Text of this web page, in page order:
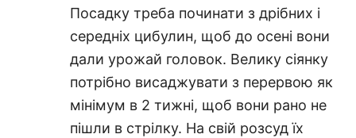
Посадку треба починати з дрібних і
середніх цибулин, щоб до осені вони
дали урожай головок. Велику сіянку
потрібно висаджувати з перервою як
мінімум в 2 тижні, щоб вони рано не
пішли в стрілку. На свій розсуд їх